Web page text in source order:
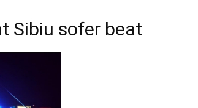
Sibiu sofer beat